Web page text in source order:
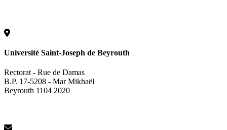
Université Saint-Joseph de Beyrouth
Rectorat - Rue de Damas
B.P. 17-5208 - Mar Mikhaël
Beyrouth 1104 2020